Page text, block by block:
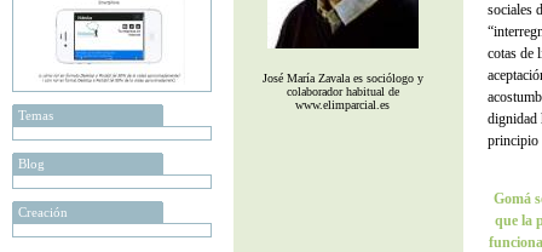
Temas
Blog
Creación
José María Zavala es sociólogo y
colaborador habitual de
www.elimparcial.es
sociales
cotas de
dignidad
principio
Gomá
que la